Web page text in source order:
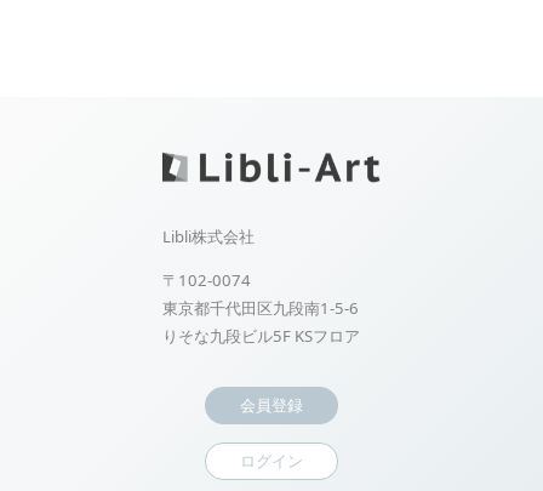
Libli株式会社
〒102-0074
東京都千代田区九段南1-5-6
りそな九段ビル5F KSフロア
会員登録
ログイン